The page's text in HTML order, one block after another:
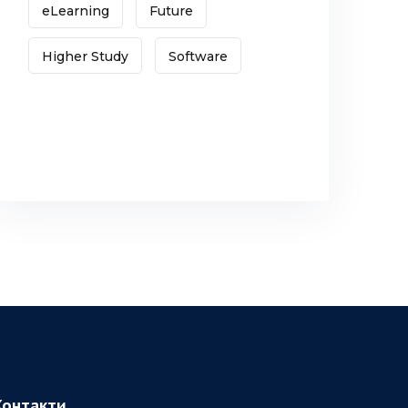
eLearning Future
Higher Study Software